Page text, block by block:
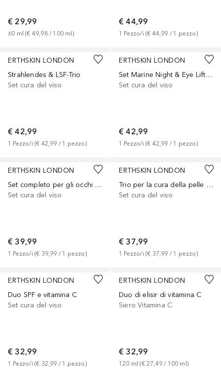
€ 29,99
60 ml (€ 49,98 / 100 ml)
€ 44,99
1 Pezzo/i (€ 44,99 / 1 pezzo)
ERTHSKIN LONDON
Strahlendes & LSF-Trio
Set cura del viso
€ 42,99
1 Pezzo/i (€ 42,99 / 1 pezzo)
ERTHSKIN LONDON
Set Marine Night & Eye Lifting
Set cura del viso
€ 42,99
1 Pezzo/i (€ 42,99 / 1 pezzo)
ERTHSKIN LONDON
Set completo per gli occhi Pro Retinol
Set cura del viso
€ 39,99
1 Pezzo/i (€ 39,99 / 1 pezzo)
ERTHSKIN LONDON
Trio per la cura della pelle Hydra Glow
Set cura del viso
€ 37,99
1 Pezzo/i (€ 37,99 / 1 pezzo)
ERTHSKIN LONDON
Duo SPF e vitamina C
Set cura del viso
€ 32,99
1 Pezzo/i (€ 32,99 / 1 pezzo)
ERTHSKIN LONDON
Duo di elisir di vitamina C
Siero Vitamina C
€ 32,99
120 ml (€ 27,49 / 100 ml)